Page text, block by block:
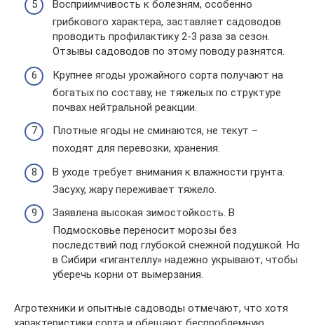
Восприимчивость к болезням, особенно
грибкового характера, заставляет садоводов
проводить профилактику 2-3 раза за сезон.
Отзывы садоводов по этому поводу разнятся.
Крупнее ягоды урожайного сорта получают на
богатых по составу, не тяжелых по структуре
почвах нейтральной реакции.
Плотные ягоды не сминаются, не текут –
походят для перевозки, хранения.
В уходе требует внимания к влажности грунта.
Засуху, жару переживает тяжело.
Заявлена высокая зимостойкость. В
Подмосковье переносит морозы без
последствий под глубокой снежной подушкой. Но
в Сибири «гигантеллу» надежно укрывают, чтобы
уберечь корни от вымерзания.
Агротехники и опытные садоводы отмечают, что хотя